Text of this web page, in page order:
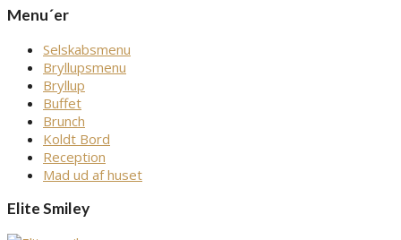
Menu´er
Selskabsmenu
Bryllupsmenu
Bryllup
Buffet
Brunch
Koldt Bord
Reception
Mad ud af huset
Elite Smiley